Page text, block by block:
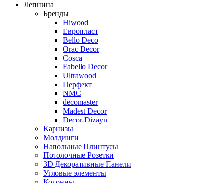
Лепнина
Бренды
Hiwood
Европласт
Bello Deco
Orac Decor
Cosca
Fabello Decor
Ultrawood
Перфект
NMC
decomaster
Madest Decor
Decor-Dizayn
Карнизы
Молдинги
Напольные Плинтусы
Потолочные Розетки
3D Декоративные Панели
Угловые элементы